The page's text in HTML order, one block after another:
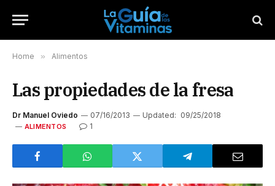
Home » Alimentos
Las propiedades de la fresa
Dr Manuel Oviedo 07/16/2013 Updated: 09/25/2018
ALIMENTOS 1